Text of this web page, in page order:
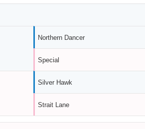
Northern Dancer
Special
Silver Hawk
Strait Lane